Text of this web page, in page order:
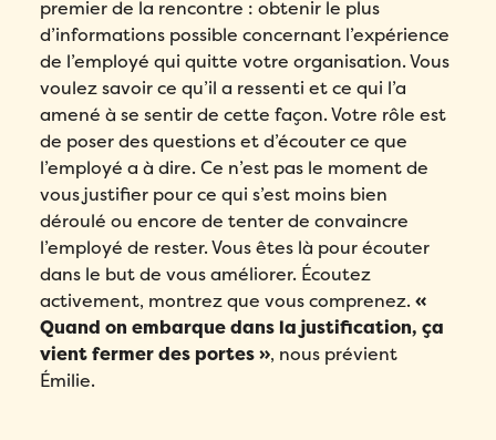
premier de la rencontre : obtenir le plus
d’informations possible concernant l’expérience
de l’employé qui quitte votre organisation. Vous
voulez savoir ce qu’il a ressenti et ce qui l’a
amené à se sentir de cette façon. Votre rôle est
de poser des questions et d’écouter ce que
l’employé a à dire. Ce n’est pas le moment de
vous justifier pour ce qui s’est moins bien
déroulé ou encore de tenter de convaincre
l’employé de rester. Vous êtes là pour écouter
dans le but de vous améliorer. Écoutez
activement, montrez que vous comprenez.«
Quand on embarque dans la justification, ça
vient fermer des portes », nous prévient
Émilie.